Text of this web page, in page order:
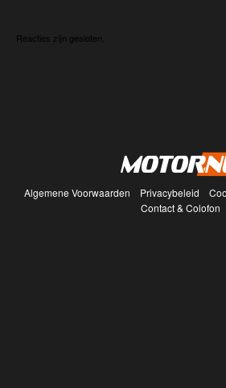
Reacties zijn gesloten.
Algemene Voorwaarden Privacybeleid
Contact & Colofon